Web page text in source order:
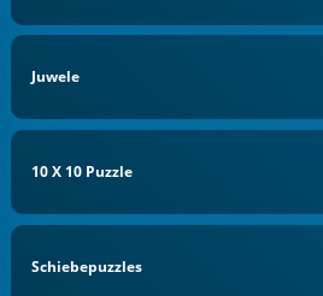
Juwele
10 X 10 Puzzle
Schiebepuzzles